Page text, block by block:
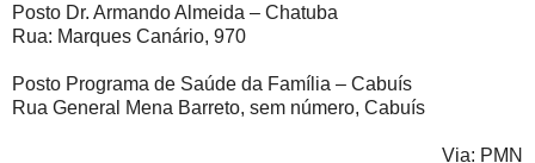
Posto Dr. Armando Almeida – Chatuba
Rua: Marques Canário, 970
Posto Programa de Saúde da Família – Cabuís
Rua General Mena Barreto, sem número, Cabuís
Via: PMN